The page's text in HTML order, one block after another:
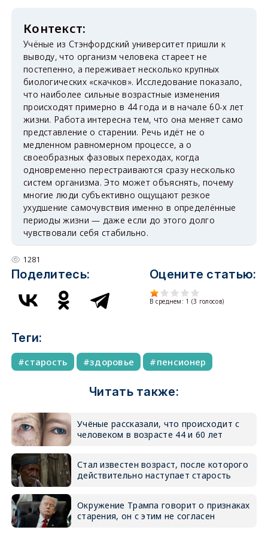
Учёные из Стэнфордский университет пришли к
выводу, что организм человека стареет не
постепенно, а переживает несколько крупных
биологических «скачков». Исследование показало,
что наиболее сильные возрастные изменения
происходят примерно в 44 года и в начале 60-х лет
жизни. Работа интересна тем, что она меняет само
представление о старении. Речь идёт не о
медленном равномерном процессе, а о
своеобразных фазовых переходах, когда
одновременно перестраиваются сразу несколько
систем организма. Это может объяснять, почему
многие люди субъективно ощущают резкое
ухудшение самочувствия именно в определённые
периоды жизни — даже если до этого долго
чувствовали себя стабильно.
1281
Поделитесь: Оцените статью:
В среднем: 1 (3 голосов)
Теги:
старость здоровье пенсионер
Читать также:
Учёные рассказали, что происходит с
человеком в возрасте 44 и 60 лет
Стал известен возраст, после которого
действительно наступает старость
Окружение Трампа говорит о признаках
старения, он с этим не согласен